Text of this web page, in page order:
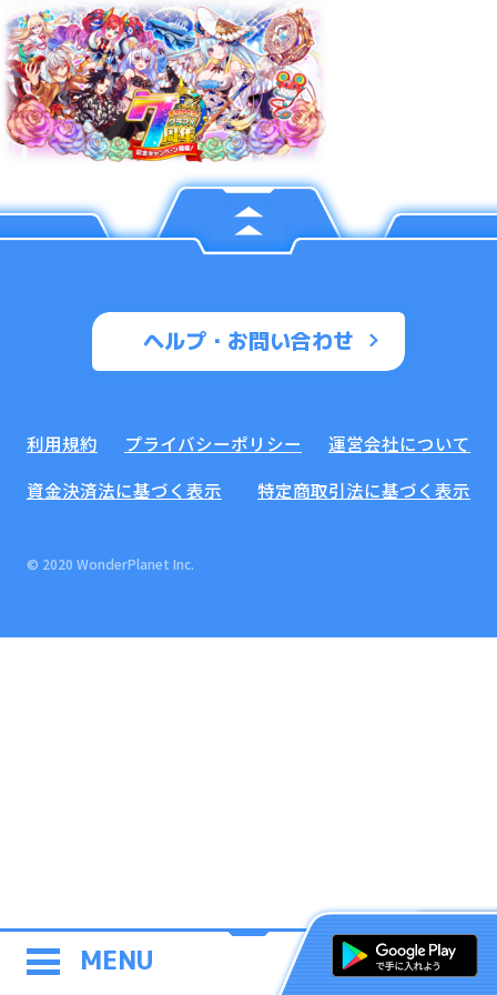
MENU
ヘルプ・お問い合わせ
利用規約 プライバシーポリシー
運営会社について
資金決済法に基づく表示
特定商取引法に基づく表示
© 2020 WonderPlanet Inc.